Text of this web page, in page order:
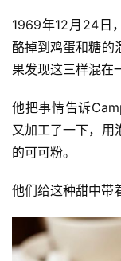
1969年12月24日
酪掉到鸡蛋和糖的
果发现这三样混在
他把事情告诉
又加工了一下，用
的可可粉。
他们给这种甜中带